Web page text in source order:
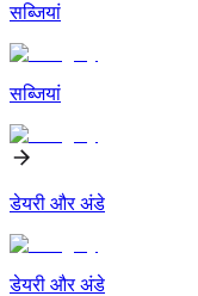
सब्जियां
सब्जियां
डेयरी और अंडे
डेयरी और अंडे